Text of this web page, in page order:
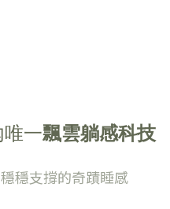
一飄雲躺感科技
穩支撐的奇蹟睡感